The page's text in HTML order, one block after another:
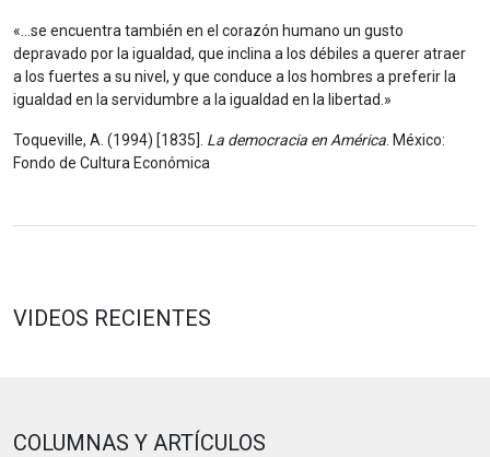
«…se encuentra también en el corazón humano un gusto
depravado por la igualdad, que inclina a los débiles a querer atraer
a los fuertes a su nivel, y que conduce a los hombres a preferir la
igualdad en la servidumbre a la igualdad en la libertad.»
Toqueville, A. (1994) [1835]. La democracia en América . México:
Fondo de Cultura Económica
VIDEOS RECIENTES
COLUMNAS Y ARTÍCULOS